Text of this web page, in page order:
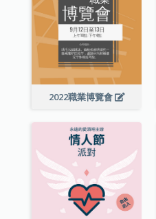
2022職業博覽會